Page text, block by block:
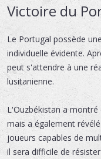
Victoire du
Le Portugal possède
individuelle évidente.
peut s'attendre à une
lusitanienne.
L'Ouzbékistan a
mais a également
joueurs capables de
il sera difficile de